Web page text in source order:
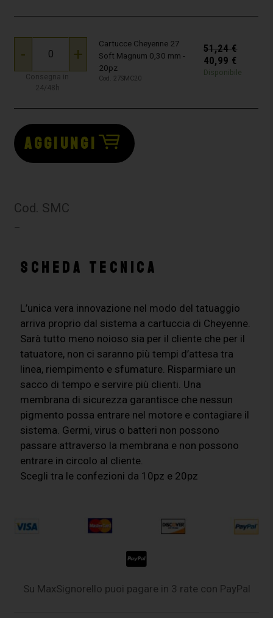
- +
Consegna in
24/48h
Cartucce Cheyenne 27
Soft Magnum 0,30 mm -
20pz
Cod. 27SMC20
51,24€
40,99 €
Disponibile
AGGIUNGI
Cod. SMC
–
SCHEDA TECNICA
L’unica vera innovazione nel modo del tatuaggio
arriva proprio dal sistema a cartuccia di Cheyenne.
Sarà tutto meno noioso sia per il cliente che per il
tatuatore, non ci saranno più tempi d’attesa tra
linea, riempimento e sfumature. Risparmiare un
sacco di tempo e servire più clienti. Una
membrana di sicurezza garantisce che nessun
pigmento possa entrare nel motore e contagiare il
sistema. Germi, virus o batteri non possono
passare attraverso la membrana e non possono
entrare in circolo al cliente.
Scegli tra le confezioni da 10pz e 20pz
Su MaxSignorello puoi pagare in 3 rate con PayPal